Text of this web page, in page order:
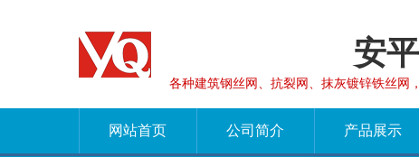
安
各种建筑钢丝网、抗裂网、抹灰镀锌铁丝网
网站首页 公司简介 产品展示